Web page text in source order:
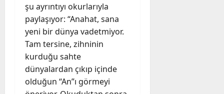
şu ayrıntıyı okurlarıyla
paylaşıyor: “Anahat, sana
yeni bir dünya vadetmiyor.
Tam tersine, zihninin
kurduğu sahte
dünyalardan çıkıp içinde
olduğun “An”ı görmeyi